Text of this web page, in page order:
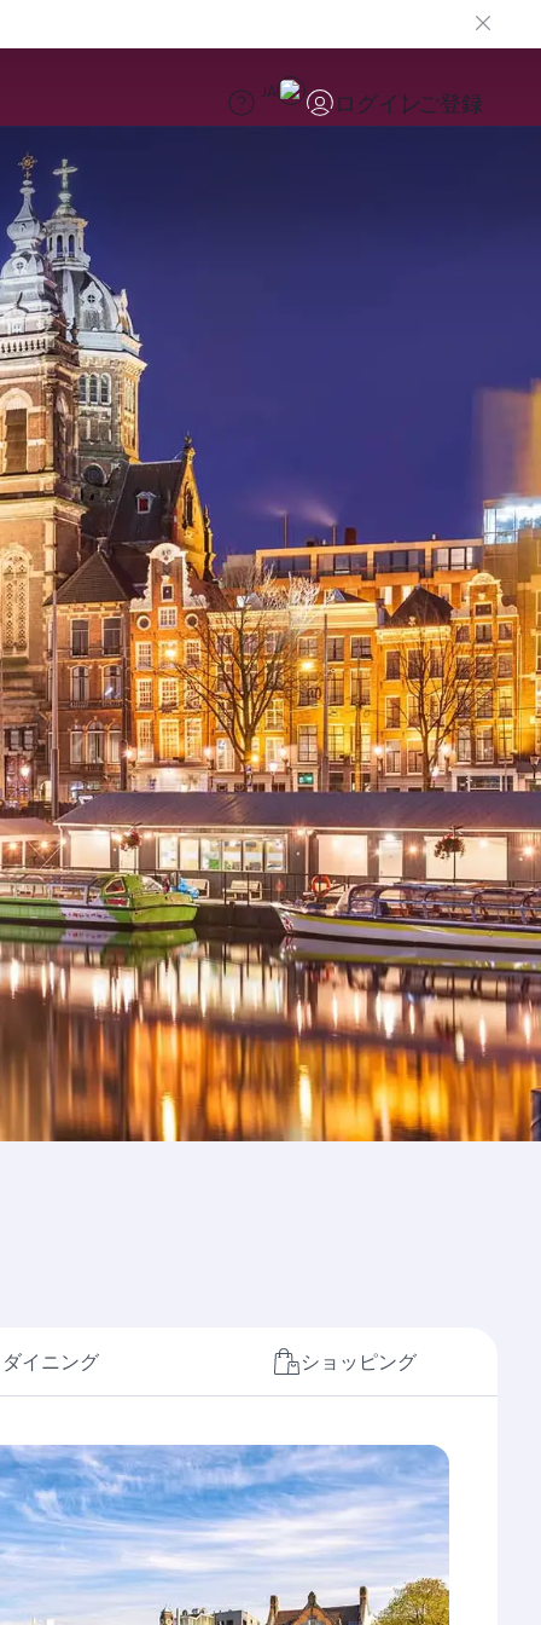
JA ログインご登録
ダイニング ショッピング